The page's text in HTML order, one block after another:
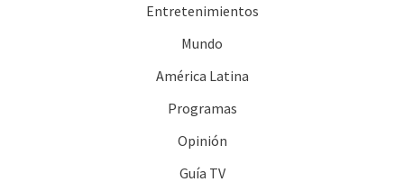
Entretenimientos
Mundo
América Latina
Programas
Opinión
Guía TV